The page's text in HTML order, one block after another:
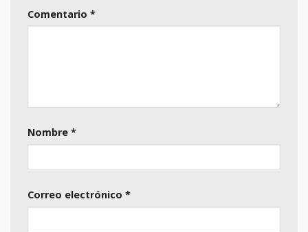
Comentario *
Nombre *
Correo electrónico *